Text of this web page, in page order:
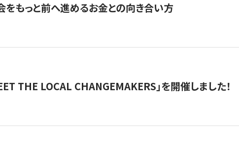
をもっと前へ進めるお金との向き合い方
THE LOCAL CHANGEMAKERS」を開催しました！